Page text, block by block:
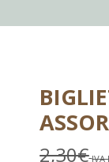
2,30€ IVA